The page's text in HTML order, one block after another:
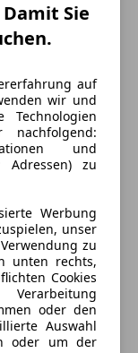
Sie
auf
wir und
Technologien
und
Adressen) zu
Werbung
unser
zu
unten rechts,
Cookies
oder den
Auswahl
oder um der